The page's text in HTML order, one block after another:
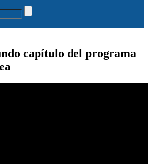
capítulo del programa